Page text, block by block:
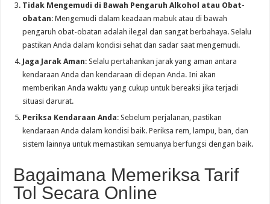
Tidak Mengemudi di Bawah Pengaruh Alkohol atau Obat-
obatan: Mengemudi dalam keadaan mabuk atau di bawah
pengaruh obat-obatan adalah ilegal dan sangat berbahaya. Selalu
pastikan Anda dalam kondisi sehat dan sadar saat mengemudi.
Jaga Jarak Aman: Selalu pertahankan jarak yang aman antara
kendaraan Anda dan kendaraan di depan Anda. Ini akan
memberikan Anda waktu yang cukup untuk bereaksi jika terjadi
situasi darurat.
Periksa Kendaraan Anda: Sebelum perjalanan, pastikan
kendaraan Anda dalam kondisi baik. Periksa rem, lampu, ban, dan
sistem lainnya untuk memastikan semuanya berfungsi dengan baik.
Bagaimana Memeriksa Tarif
Tol Secara Online